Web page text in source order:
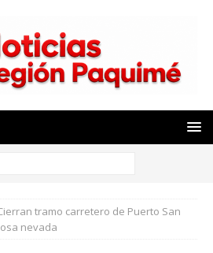
tramo carretero de Puerto San
nevada